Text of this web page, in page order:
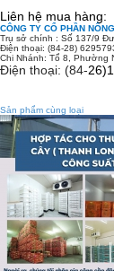
Liên hệ mua hàng:
CÔNG TY CỔ PHẦN
Trụ sở chính : Số 137/9
Điện thoại: (84-28)
Chi Nhánh: Tổ 8, Phường
Điện thoại: (84-
Sản phẩm cùng loại